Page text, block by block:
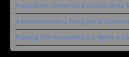
Procedono i lavori sul tracciato della
A Montecoronaro festa per la
Ranking UCI: Avondetto N.2. Berta e